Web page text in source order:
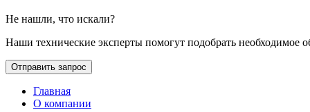
Не нашли, что искали?
Наши технические эксперты помогут подобрать необходимое
Отправить запрос
Главная
О компании